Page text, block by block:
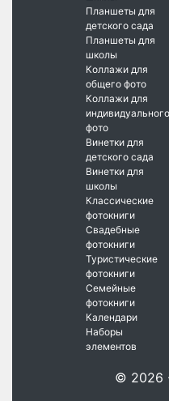
Планшеты для
детского сада
Планшеты для
школы
Коллажи для
общего фото
Коллажи для
индивидуального
фото
Винетки для
детского сада
Винетки для
школы
Классические
фотокниги
Свадебные
фотокниги
Туристические
фотокниги
Семейные
фотокниги
Календари
Наборы
элементов
© 2026